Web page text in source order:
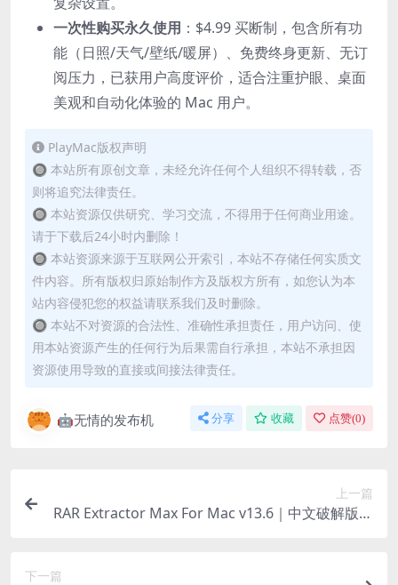
一次性购买永久使用 ：$4.99 买断制，包含所有功
能（日照/天气/壁纸/暖屏）、免费终身更新、无订
阅压力，已获用户高度评价，适合注重护眼、桌面
美观和自动化体验的 Mac 用户。
PlayMac版权声明
🔘 本站所有原创文章，未经允许任何个人组织不得转载，否
则将追究法律责任。
🔘 本站资源仅供研究、学习交流，不得用于任何商业用途。
请于下载后24小时内删除！
🔘 本站资源来源于互联网公开索引，本站不存储任何实质文
件内容。所有版权归原始制作方及版权方所有，如您认为本
站内容侵犯您的权益请联系我们及时删除。
🔘 本站不对资源的合法性、准确性承担责任，用户访问、使
用本站资源产生的任何行为后果需自行承担，本站不承担因
资源使用导致的直接或间接法律责任。
🤖无情的发布机 分享 收藏 点赞(0)
上一篇
RAR Extractor Max For Mac v13.6｜中文破解版｜
下一篇